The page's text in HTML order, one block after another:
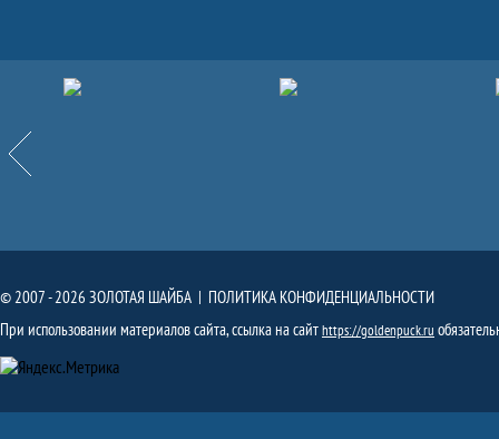
Назад
Партнёры
© 2007 - 2026 ЗОЛОТАЯ ШАЙБА | ПОЛИТИКА КОНФИДЕНЦИАЛЬНОСТИ
При использовании материалов сайта, ссылка на сайтhttps://goldenpuck.ru